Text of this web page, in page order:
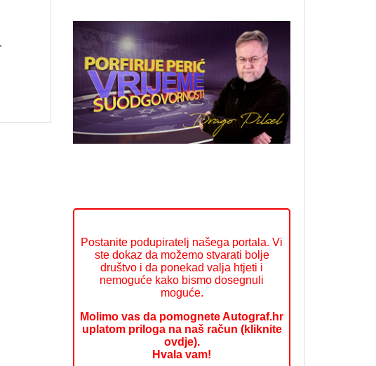
Postanite podupiratelj našega portala. Vi
ste dokaz da možemo stvarati bolje
društvo i da ponekad valja htjeti i
nemoguće kako bismo dosegnuli
moguće.
Molimo vas da pomognete Autograf.hr
uplatom priloga na naš račun (kliknite
ovdje).
Hvala vam!